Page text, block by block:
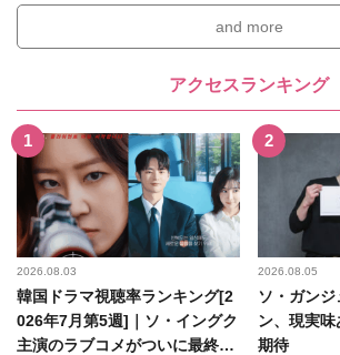
and more
アクセスランキング
2026.08.03
韓国ドラマ視聴率ランキング[2
026年7月第5週]｜ソ・イングク
主演のラブコメがついに最終
2026.08.05
ソ・ガン
ン、現実
期待